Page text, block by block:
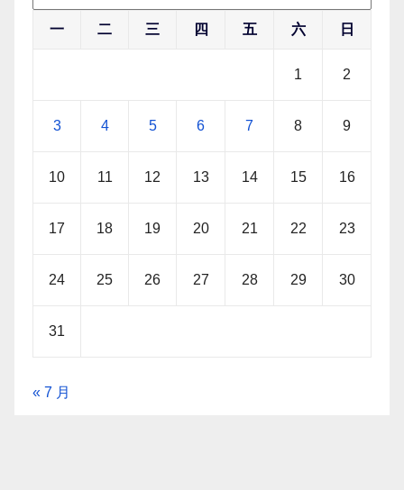
一 二 三 四 五 六 日
1 2
3 4 5 6 7 8 9
10 11 12 13 14 15 16
17 18 19 20 21 22 23
24 25 26 27 28 29 30
31
« 7 月